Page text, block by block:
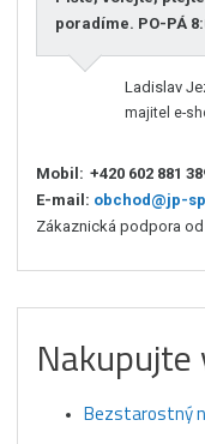
poradíme. PO-PÁ
Ladislav
majitel e-
Mobil: +420 602 881
E-mail: obchod@jp-
Zákaznická podpora
Nakupujte
Bezstarostný